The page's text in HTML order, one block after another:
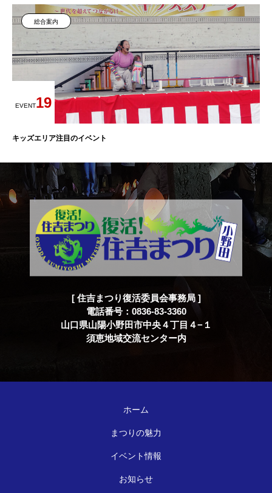
総合案内
EVENT19
キッズエリア注目のイベント
[ 住吉まつり復活委員会事務局 ]
電話番号：0836-83-3360
山口県山陽小野田市中央４丁目４−１
須恵地域交流センター内
ホーム
まつりの魅力
イベント情報
お知らせ